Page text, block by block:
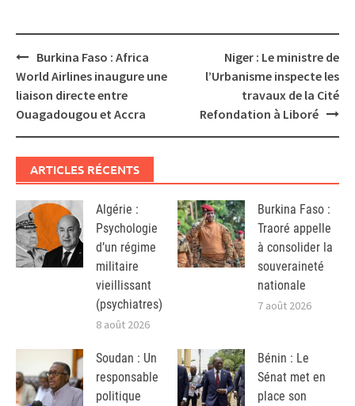
Post
navigation
Burkina Faso : Africa
World Airlines inaugure une
liaison directe entre
Ouagadougou et Accra
Niger : Le ministre de
l’Urbanisme inspecte les
travaux de la Cité
Refondation à Liboré
ARTICLES RÉCENTS
Algérie :
Psychologie
d’un régime
militaire
vieillissant
(psychiatres)
8 août 2026
Burkina Faso :
Traoré appelle
à consolider la
souveraineté
nationale
7 août 2026
Soudan : Un
responsable
politique
Bénin : Le
Sénat met en
place son